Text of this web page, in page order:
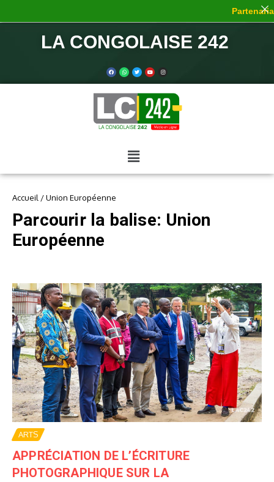
LA CONGOLAISE 242
Accueil /Union Européenne
Parcourir la balise: Union
Européenne
ARTS
APPRÉCIATION DE L’ÉCRITURE
PHOTOGRAPHIQUE SUR LA